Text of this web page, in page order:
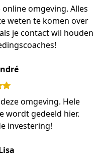
omgeving. Alles
weten te komen over
je contact wil houden
omgeving. Hele
wordt gedeeld hier.
investering!